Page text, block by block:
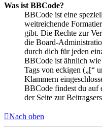
Was ist BBCode?
BBCode ist eine
weitreichende
gibt. Die Rechte zur
die Board-
durch dich für jeden
BBCode ist ähnlich
Tags von eckigen („[“
Klammern
BBCode findest du auf
der Seite zur
Nach oben